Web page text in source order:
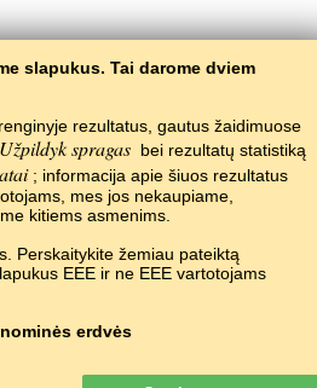
contents
slapukus. Tai darome dviem
rezultatus, gautus žaidimuose
Užpildyk spragas bei rezultatų statistiką
; informacija apie šiuos rezultatus
mes jos nekaupiame,
kitiems asmenims.
Perskaitykite žemiau pateiktą
EEE ir ne EEE vartotojams
erdvės
BALTOSLAV.